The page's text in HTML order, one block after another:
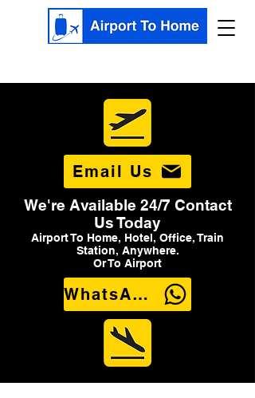
Email Us
We're Available 24/7 Contact
Us Today
Airport To Home, Hotel, Office, Train
Station, Anywhere.
Or To Airport
WhatsApp Us